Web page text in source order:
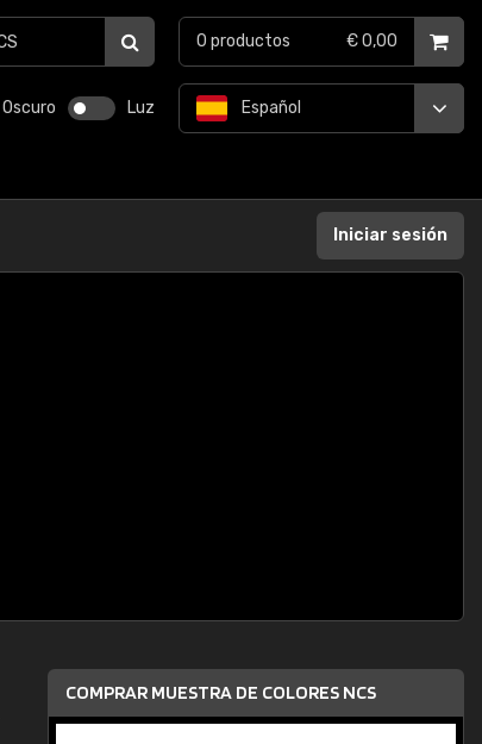
Oscuro Luz Español
0 productos € 0,00
Iniciar sesión
COMPRAR MUESTRA DE COLORES NCS